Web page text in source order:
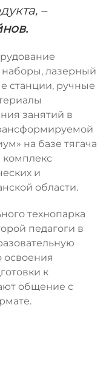
–
наборы, лазерный
станции, ручные
занятий в
на базе тягача
комплекс
и
области.
технопарка
педагоги в
освоения
к
общение с